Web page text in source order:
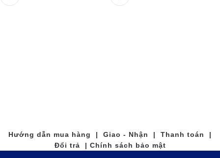
Hướng dẫn mua hàng | Giao - Nhận | Thanh toán |
Đổi trả | Chính sách bảo mật